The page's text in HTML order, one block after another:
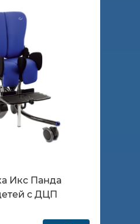
Икс Панда
с ДЦП